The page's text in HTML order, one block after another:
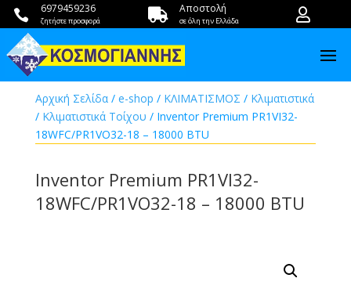
 6979459236
ζητήστε προσφορά  Αποστολή
σε όλη την Ελλάδα 
Αρχική Σελίδα/ e-shop / ΚΛΙΜΑΤΙΣΜΟΣ / Κλιματιστικά
/ Κλιματιστικά Τοίχου / Inventor Premium PR1VI32-
18WFC/PR1VO32-18 – 18000 BTU
Inventor Premium PR1VI32-
18WFC/PR1VO32-18 – 18000 BTU